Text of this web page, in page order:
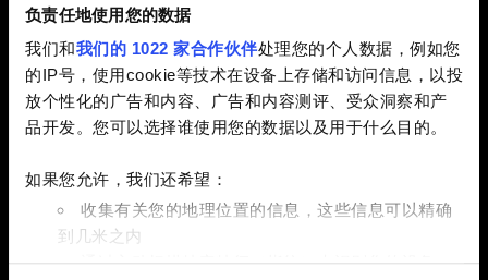
负责任地使用您的数据
我们和我们的 1022 家合作伙伴处理您的个人数据，例如您
的IP号，使用cookie等技术在设备上存储和访问信息，以投
放个性化的广告和内容、广告和内容测评、受众洞察和产
品开发。您可以选择谁使用您的数据以及用于什么目的。
如果您允许，我们还希望：
收集有关您的地理位置的信息，这些信息可以精确
到几米之内
通过主动扫描特定特征（指纹）来识别您的设备
- 2023 年 12 月 5 日起，豪华版将从 GOG、Steam 及
Apple App Store 下架。
上述日期后，此前购买过《流浪法师》豪华版的玩家，将
无法在《巫师之昆特牌》多人游戏中领取奖励。如果您拥
GOG 账户登录《流浪法师》及《巫师之昆特牌》至少各一
凡是在上述日期前购买豪华版并领取了奖励的玩家，都将